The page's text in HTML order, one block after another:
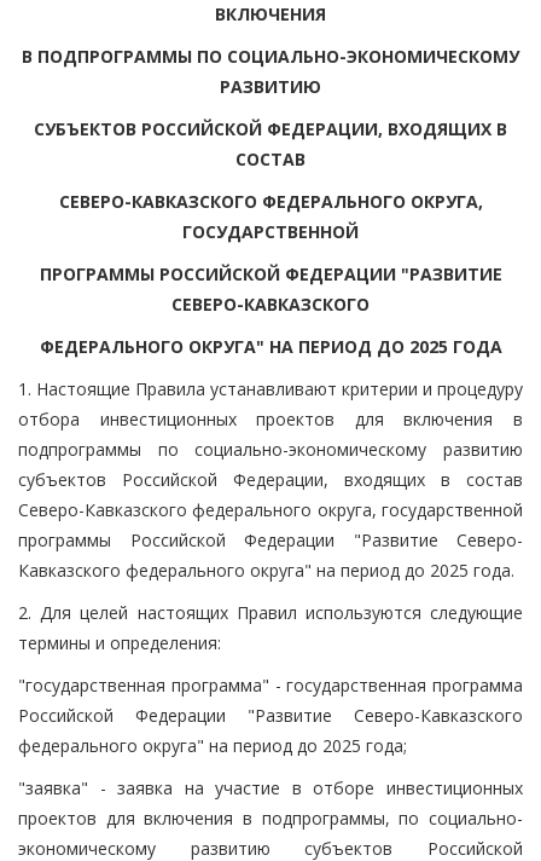
ВКЛЮЧЕНИЯ
В ПОДПРОГРАММЫ ПО СОЦИАЛЬНО-ЭКОНОМИЧЕСКОМУ
РАЗВИТИЮ
СУБЪЕКТОВ РОССИЙСКОЙ ФЕДЕРАЦИИ, ВХОДЯЩИХ В
СОСТАВ
СЕВЕРО-КАВКАЗСКОГО ФЕДЕРАЛЬНОГО ОКРУГА,
ГОСУДАРСТВЕННОЙ
ПРОГРАММЫ РОССИЙСКОЙ ФЕДЕРАЦИИ "РАЗВИТИЕ
СЕВЕРО-КАВКАЗСКОГО
ФЕДЕРАЛЬНОГО ОКРУГА" НА ПЕРИОД ДО 2025 ГОДА
1. Настоящие Правила устанавливают критерии и процедуру
отбора инвестиционных проектов для включения в
подпрограммы по социально-экономическому развитию
субъектов Российской Федерации, входящих в состав
Северо-Кавказского федерального округа, государственной
программы Российской Федерации "Развитие Северо-
Кавказского федерального округа" на период до 2025 года.
2. Для целей настоящих Правил используются следующие
термины и определения:
"государственная программа" - государственная программа
Российской Федерации "Развитие Северо-Кавказского
федерального округа" на период до 2025 года;
"заявка" - заявка на участие в отборе инвестиционных
проектов для включения в подпрограммы, по социально-
экономическому развитию субъектов Российской